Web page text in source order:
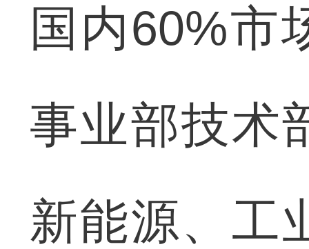
国内60%市
事业部技术
新能源、工